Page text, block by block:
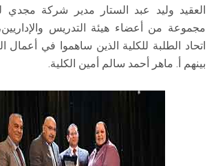
العقيد وليد عبد الستار مدير شركة مجدي
مجموعة من أعضاء هيئة التدريس
اتحاد الطلبة للكلية الذين ساهموا في أعمال
بينهم أ. ماهر أحمد سالم أمين الكلية.